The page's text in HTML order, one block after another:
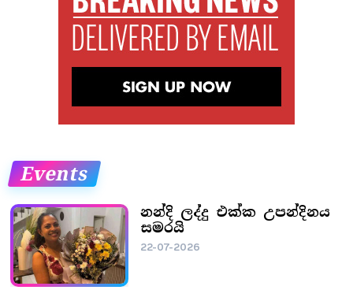
Events
නන්දි ලද්දු එක්ක උපන්දිනය
සමරයි
22-07-2026